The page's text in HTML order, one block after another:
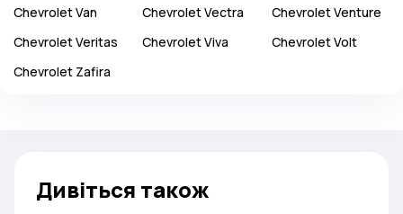
ChevroletVan ChevroletVectra ChevroletVenture
ChevroletVeritas ChevroletViva ChevroletVolt
Chevrolet Zafira
Дивіться також